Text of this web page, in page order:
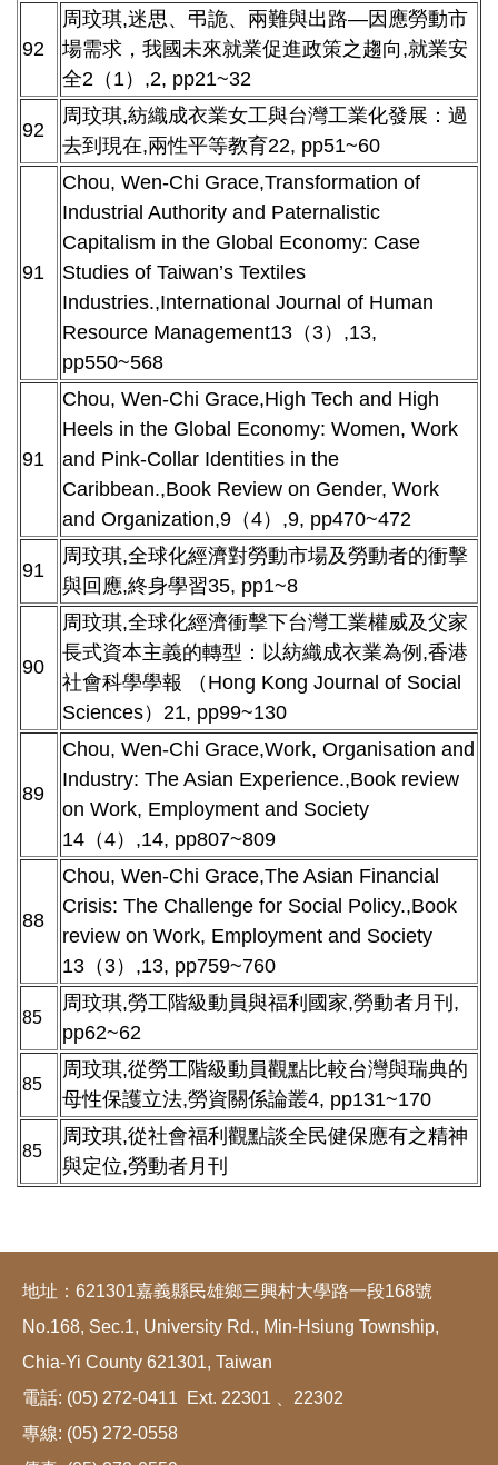
92
周玟琪,迷思、弔詭、兩難與出路—因應勞動市
場需求，我國未來就業促進政策之趨向,就業安
全2（1）,2, pp21~32
92
周玟琪,紡織成衣業女工與台灣工業化發展：過
去到現在,兩性平等教育22, pp51~60
91
Chou, Wen-Chi Grace,Transformation of
Industrial Authority and Paternalistic
Capitalism in the Global Economy: Case
Studies of Taiwan’s Textiles
Industries.,International Journal of Human
Resource Management13（3）,13,
pp550~568
91
Chou, Wen-Chi Grace,High Tech and High
Heels in the Global Economy: Women, Work
and Pink-Collar Identities in the
Caribbean.,Book Review on Gender, Work
and Organization,9（4）,9, pp470~472
91
周玟琪,全球化經濟對勞動市場及勞動者的衝擊
與回應,終身學習35, pp1~8
90
周玟琪,全球化經濟衝擊下台灣工業權威及父家
長式資本主義的轉型：以紡織成衣業為例,香港
社會科學學報 （Hong Kong Journal of Social
Sciences）21, pp99~130
89
Chou, Wen-Chi Grace,Work, Organisation and
Industry: The Asian Experience.,Book review
on Work, Employment and Society
14（4）,14, pp807~809
88
Chou, Wen-Chi Grace,The Asian Financial
Crisis: The Challenge for Social Policy.,Book
review on Work, Employment and Society
13（3）,13, pp759~760
85
周玟琪,勞工階級動員與福利國家,勞動者月刊,
pp62~62
85
周玟琪,從勞工階級動員觀點比較台灣與瑞典的
母性保護立法,勞資關係論叢4, pp131~170
85
周玟琪,從社會福利觀點談全民健保應有之精神
與定位,勞動者月刊
地址：621301嘉義縣民雄鄉三興村大學路一段168號
No.168, Sec.1, University Rd., Min-Hsiung Township,
Chia-Yi County 621301, Taiwan
電話: (05) 272-0411 Ext. 22301 、22302
專線: (05) 272-0558